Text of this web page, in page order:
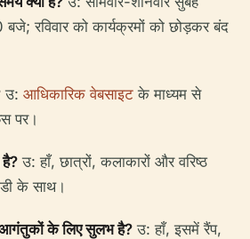
रविवार को कार्यक्रमों को छोड़कर बंद
उ: आधिकारिक वेबसाइट के माध्यम से
पर।
उ: हाँ, छात्रों, कलाकारों और वरिष्ठ
के साथ।
आगंतुकों के लिए सुलभ है? उ: हाँ, इसमें रैंप,